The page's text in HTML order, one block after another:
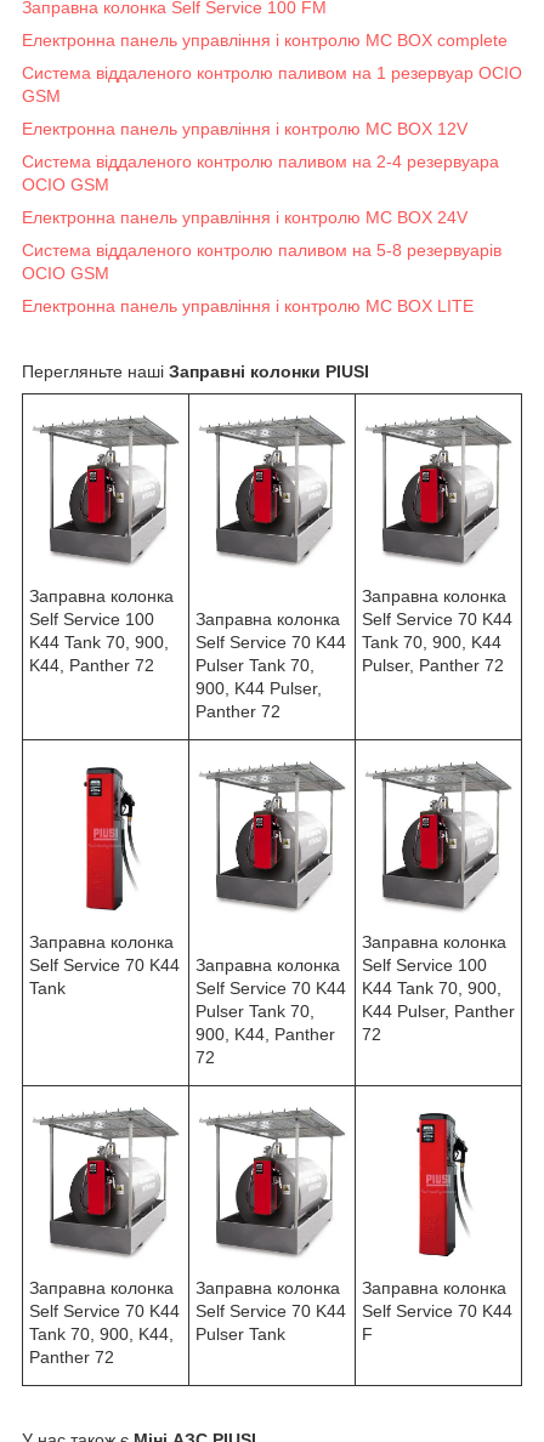
Заправна колонка Self Service 100 FM
Електронна панель управління і контролю MC BOX complete
Система віддаленого контролю паливом на 1 резервуар OCIO
GSM
Електронна панель управління і контролю MC BOX 12V
Система віддаленого контролю паливом на 2-4 резервуара
OCIO GSM
Електронна панель управління і контролю MC BOX 24V
Система віддаленого контролю паливом на 5-8 резервуарів
OCIO GSM
Електронна панель управління і контролю MC BOX LITE
Перегляньте наші Заправні колонки PIUSI
Заправна колонка
Self Service 100
K44 Tank 70, 900,
K44, Panther 72
Заправна колонка
Self Service 70 K44
Pulser Tank 70,
900, K44 Pulser,
Panther 72
Заправна колонка
Self Service 70 K44
Tank 70, 900, K44
Pulser, Panther 72
Заправна колонка
Self Service 70 K44
Tank
Заправна колонка
Self Service 70 K44
Pulser Tank 70,
900, K44, Panther
72
Заправна колонка
Self Service 100
K44 Tank 70, 900,
K44 Pulser, Panther
72
Заправна колонка
Self Service 70 K44
Tank 70, 900, K44,
Panther 72
Заправна колонка
Self Service 70 K44
Pulser Tank
Заправна колонка
Self Service 70 K44
F